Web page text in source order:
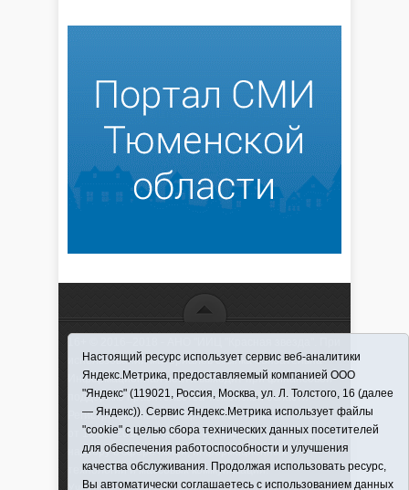
использовании материалов ссылка обязательна
Информационная лента выходит при финансовой
поддержке правительства Тюменской области
Регистрационный номер СМИ ЭЛ № ФС 77-66066
от 10.06. 2016 г. выдано Федеральной службой по
надзору в сфере связи, информационных
технологий и массовых коммуникаций.
Настоящий ресурс использует сервис веб-аналитики
Яндекс.Метрика, предоставляемый компанией ООО
"Яндекс" (119021, Россия, Москва, ул. Л. Толстого, 16 (далее
— Яндекс)). Сервис Яндекс.Метрика использует файлы
"cookie" с целью сбора технических данных посетителей
для обеспечения работоспособности и улучшения
качества обслуживания. Продолжая использовать ресурс,
Вы автоматически соглашаетесь с использованием данных